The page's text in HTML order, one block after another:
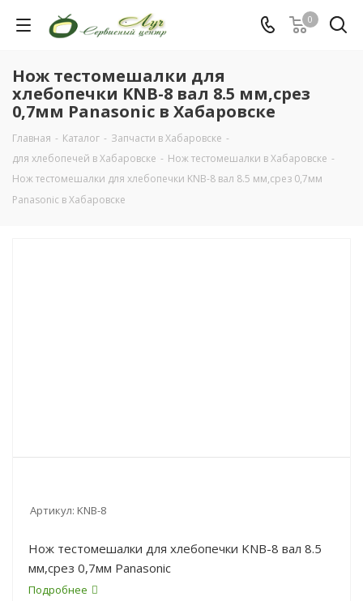
0
Нож тестомешалки для
хлебопечки KNB-8 вал 8.5 мм,срез
0,7мм Panasonic в Хабаровске
Главная - Каталог - Запчасти в Хабаровске -
для хлебопечей в Хабаровске - Нож тестомешалки в Хабаровске -
Нож тестомешалки для хлебопечки KNB-8 вал 8.5 мм,срез 0,7мм
Panasonic в Хабаровске
Артикул: KNB-8
Нож тестомешалки для хлебопечки KNB-8 вал 8.5
мм,срез 0,7мм Panasonic
Подробнее